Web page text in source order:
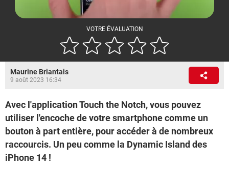
VOTRE ÉVALUATION
Maurine Briantais
9 août 2023 16:34
Avec l'application Touch the Notch, vous pouvez
utiliser l'encoche de votre smartphone comme un
bouton à part entière, pour accéder à de nombreux
raccourcis. Un peu comme la Dynamic Island des
iPhone 14 !